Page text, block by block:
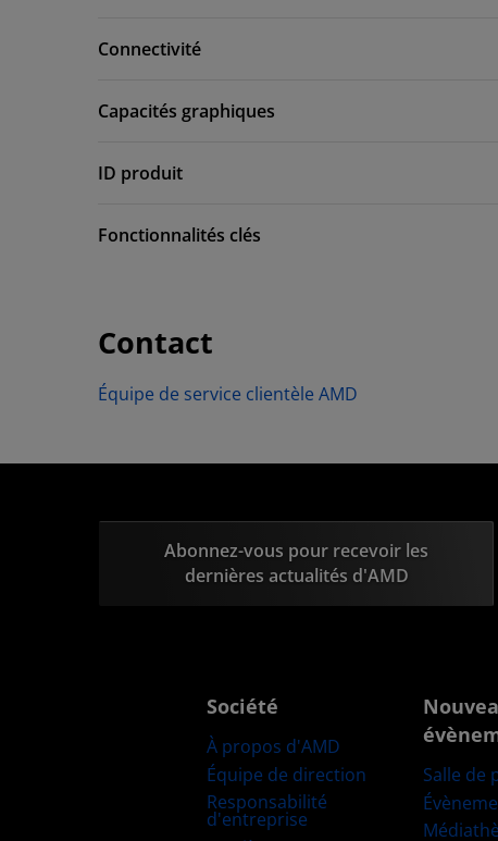
Connectivité
Capacités graphiques
ID produit
Fonctionnalités clés
Contact
Équipe de service clientèle AMD
Abonnez-vous pour recevoir les
dernières actualités d'AMD
Société
À propos d'AMD
Équipe de direction
Responsabilité
d'entreprise
Salle de